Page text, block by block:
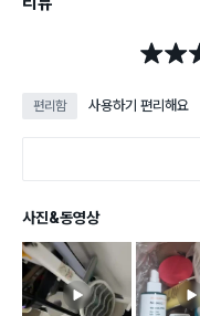
별점 4.7점
편리함 사용하기 편리해요
사진&동영상